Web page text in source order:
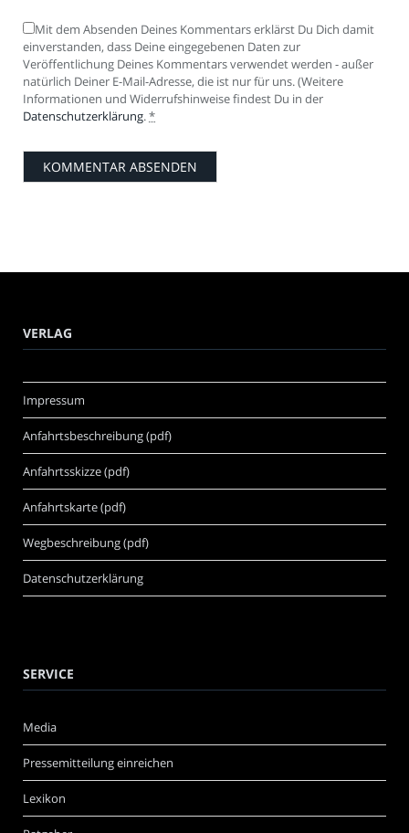
Mit dem Absenden Deines Kommentars erklärst Du Dich damit
einverstanden, dass Deine eingegebenen Daten zur
Veröffentlichung Deines Kommentars verwendet werden - außer
natürlich Deiner E-Mail-Adresse, die ist nur für uns. (Weitere
Informationen und Widerrufshinweise findest Du in der
Datenschutzerklärung.*
VERLAG
Impressum
Anfahrtsbeschreibung (pdf)
Anfahrtsskizze (pdf)
Anfahrtskarte (pdf)
Wegbeschreibung (pdf)
Datenschutzerklärung
SERVICE
Media
Pressemitteilung einreichen
Lexikon